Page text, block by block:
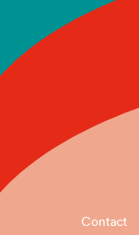
Contact